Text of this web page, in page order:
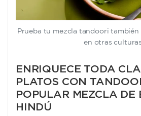
Prueba tu mezcla tandoori también
en otras culturas.
ENRIQUECE TODA
PLATOS CON
POPULAR MEZCLA DE
HINDÚ